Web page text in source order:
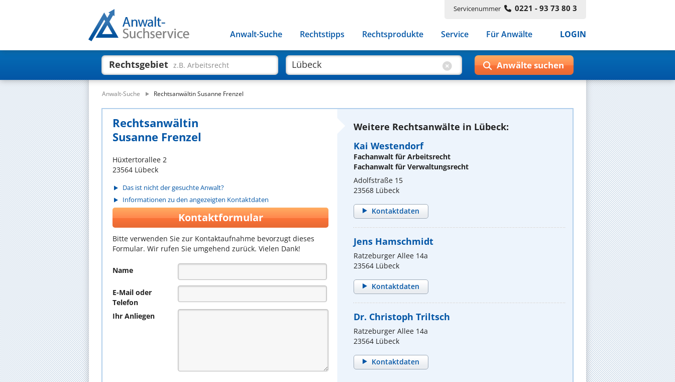
Servicenummer 0221 - 93 73 80 3
Anwalt-Suche Rechtstipps Rechtsprodukte Service Für Anwälte LOGIN
Rechtsgebiet z.B. Arbeitsrecht
Anwalt-Suche Rechtsanwältin Susanne Frenzel
Rechtsanwältin
Susanne Frenzel
Hüxtertorallee 2
23564 Lübeck
Das ist nicht der gesuchte Anwalt?
Informationen zu den angezeigten Kontaktdaten
Kontaktformular
Bitte verwenden Sie zur Kontaktaufnahme bevorzugt dieses
Formular. Wir rufen Sie umgehend zurück. Vielen Dank!
Name
E-Mail oder
Telefon
Ihr Anliegen
Weitere Rechtsanwälte in Lübeck:
Kai Westendorf
Fachanwalt für Arbeitsrecht
Fachanwalt für Verwaltungsrecht
Adolfstraße 15
23568 Lübeck
Kontaktdaten
Jens Hamschmidt
Ratzeburger Allee 14a
23564 Lübeck
Kontaktdaten
Dr. Christoph Triltsch
Ratzeburger Allee 14a
23564 Lübeck
Kontaktdaten